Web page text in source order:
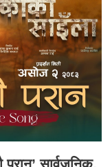
परान’ सार्वजनिक,